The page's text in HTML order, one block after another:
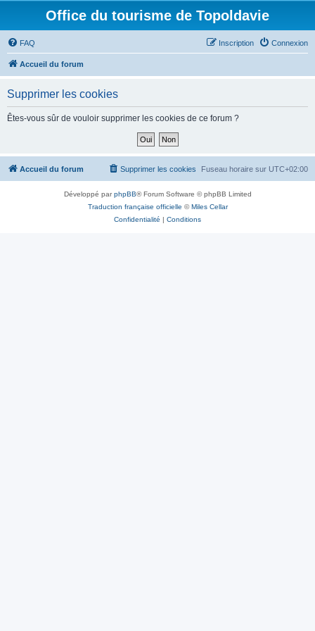
Office du tourisme de Topoldavie
FAQ Connexion
Inscription
Accueil du forum
Supprimer les cookies
Êtes-vous sûr de vouloir supprimer les cookies de ce forum ?
Accueil du forum Fuseau horaire sur UTC+02:00
Supprimer les cookies
Développé parphpBB® Forum Software © phpBB Limited
Traduction française officielle ©Miles Cellar
Confidentialité | Conditions